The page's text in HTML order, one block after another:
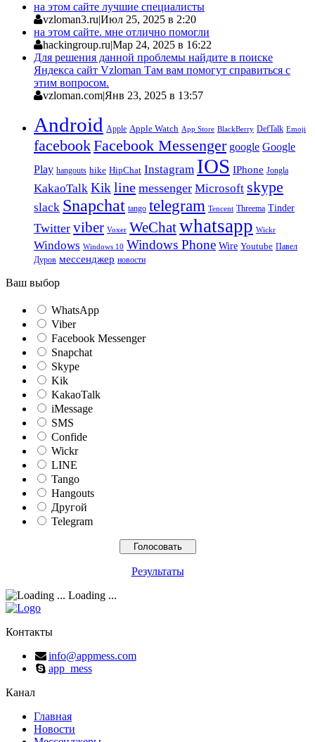
на этом сайте лучшие специалисты
vzloman3.ru|Июл 25, 2025 в 2:20
на этом сайте. мне отлично помогли
hackingroup.ru|Мар 24, 2025 в 16:22
Для решения данной проблемы найдите в поиске
Яндекса сайт Vzloman Там вам помогут справиться с
этим вопросом.
vzloman.com|Янв 23, 2025 в 13:57
Android Apple Apple Watch App Store BlackBerry DefTalk Emoji
facebookFacebook Messenger google Google
Play hangouts hike HipChat Instagram IOS IPhone Jongla
KakaoTalk Kik line messenger Microsoft skype
slack Snapchat tango telegram Tencent Threema Tinder
Twitter viber Voxer WeChatwhatsapp Wickr
Windows Windows 10 Windows Phone Wire Youtube Павел
Дуров мессенджер новости
Ваш выбор
WhatsApp
Viber
Facebook Messenger
Snapchat
Skype
Kik
KakaoTalk
iMessage
SMS
Confide
Wickr
LINE
Tango
Hangouts
Другой
Telegram
Результаты
Loading ...
Контакты
info@appmess.com
app_mess
Канал
Главная
Новости